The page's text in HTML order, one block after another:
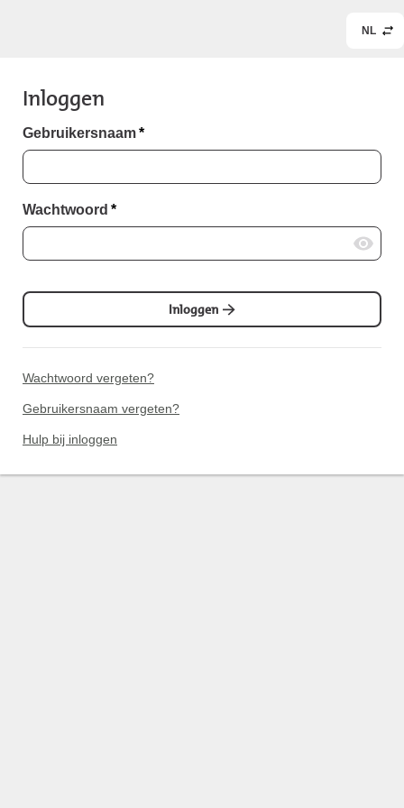
NL
Inloggen
Gebruikersnaam*
Wachtwoord *
Inloggen
Wachtwoord vergeten?
Gebruikersnaam vergeten?
Hulp bij inloggen